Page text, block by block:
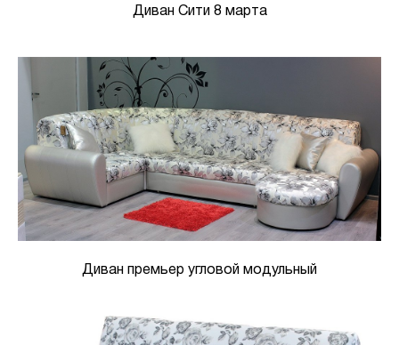
Диван Сити 8 марта
Диван премьер угловой модульный